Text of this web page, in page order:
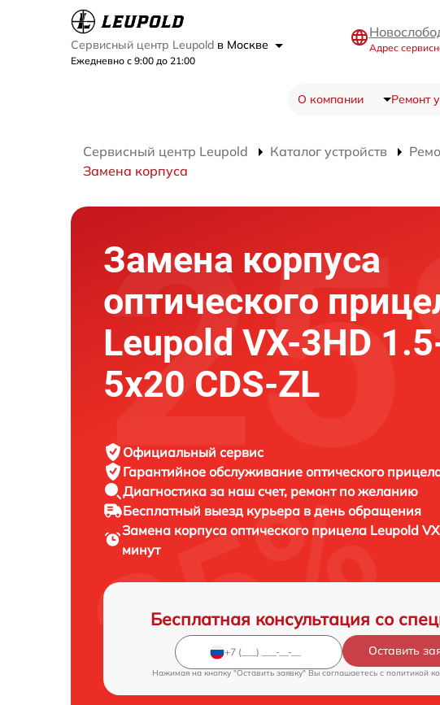
Сервисный центр Leupold в Москве
Ежедневно с 9:00 до 21:00
Адрес
О компании Ремонт
Сервисный центр Leupold Каталог устройств
Замена корпуса
Замена корпуса
оптического
Leupold VX-3HD
5x20 CDS-ZL
Официальный сервис
Гарантийное обслуживание оптического
Диагностика за наш счет, ремонт по желанию
Бесплатный выезд курьера в день обращения
Замена корпуса оптического прицела Leupold
минут
Бесплатная консультация со
Оставить
Нажимая на кнопку "Оставить заявку" Вы соглашаетесь c политикой